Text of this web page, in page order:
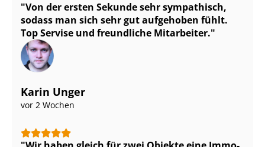
Von der ersten Sekunde sehr sympathisch,
sodass man sich sehr gut aufgehoben fühlt.
Top Servise und freundliche Mitarbeiter.
Karin Unger
vor 2 Wochen